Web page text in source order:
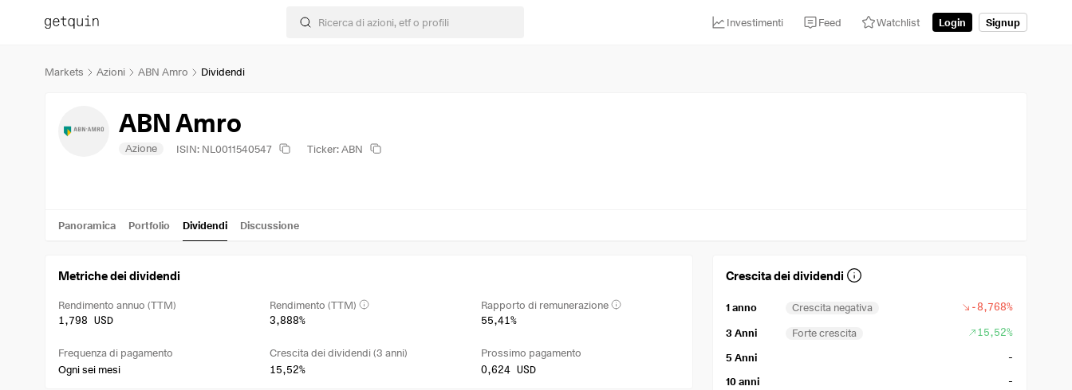
Investimenti Feed Watchlist Login Signup
Markets Azioni ABN Amro Dividendi
ABN Amro
Azione ISIN: NL0011540547 Ticker: ABN
Panoramica Portfolio Dividendi Discussione
Metriche dei dividendi
Rendimento annuo (TTM)
1,798 USD
Rendimento (TTM)
3,888%
Rapporto di remunerazione
55,41%
Frequenza di pagamento
Ogni sei mesi
Crescita dei dividendi (3 anni)
15,52%
Prossimo pagamento
0,624 USD
Crescita dei dividendi
1 anno Crescita negativa -8,768%
3 Anni Forte crescita
15,52%
5 Anni
-
10 anni -